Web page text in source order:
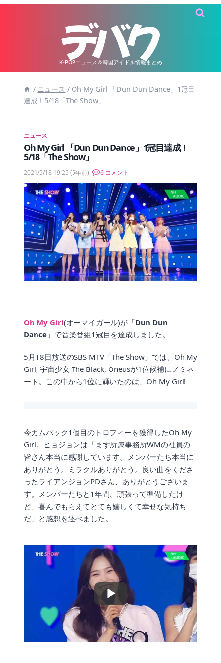
K-POPニュース＆韓国アイドル情報まとめ
/ ニュース / Oh My Girl 「Dun Dun Dance」1冠目
達成！5/18「The Show」
ニュース
Oh My Girl 「Dun Dun Dance」1冠目達成！
5/18「The Show」
2021/5/18 19:25 (5年前) 6 コメント
Oh My Girl(オーマイガール)が「Dun Dun
Dance 」で音楽番組1冠目を達成しました。
5月18日放送のSBS MTV「The Show」では、Oh My
Girl, 宇宙少女 The Black, Oneusが1位候補にノミネ
ート。この中から1位に輝いたのは、Oh My Girl!
今カムバック1個目のトロフィーを獲得したOh My
Girl。ヒョジョンは「まず所属事務所WMの社員の
皆さん本当に感謝しています。メンバーたち本当に
ありがとう。ミラクルありがとう。良い曲をくださ
ったライアンジョンPDさん、ありがとうございま
す。メンバーたちと1年間、頑張って準備したけ
ど、喜んでもらえてとても嬉しくて幸せな気持ち
だ」と感想を述べました。